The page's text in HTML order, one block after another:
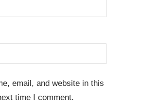
email, and website in this
time I comment.